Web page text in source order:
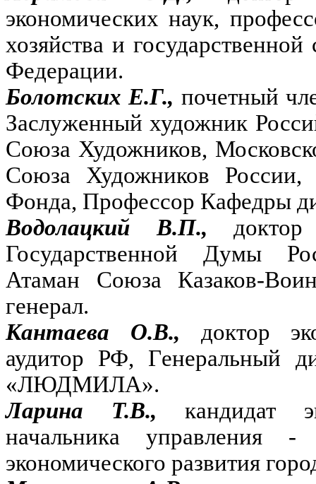
экономических наук,
хозяйства и
Федерации.
Болотских Е.Г., почетный
Заслуженный художник
Союза Художников,
Союза Художников России,
Фонда, Профессор Кафедры
Водолацкий В.П.,
Государственной Думы
Атаман Союза Казаков-
генерал.
Кантаева О.В., доктор
аудитор РФ, Генеральный
«ЛЮДМИЛА».
Ларина Т.В., кандидат
начальника управления -
экономического развития